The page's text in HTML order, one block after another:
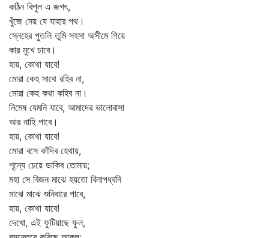
কঠিন বিপুল এ জগৎ,
খুঁজে নেয় যে যাহার পথ।
স্নেহের পুতলি তুমি সহসা অসীমে গিয়ে
কার মুখে চাবে।
হায়, কোথা যাবে!
মোরা কেহ সাথে রহিব না,
মোরা কেহ কথা কহিব না।
নিমেষ যেমনি যাবে, আমাদের ভালোবাসা
আর নাহি পাবে।
হায়, কোথা যাবে!
মোরা বসে কাঁদিব হেথায়,
শূন্যে চেয়ে ডাকিব তোমায়;
মহা সে বিজন মাঝে হয়তো বিলাপধ্বনি
মাঝে মাঝে শুনিবারে পাবে,
হায়, কোথা যাবে!
দেখো, এই ফুটিয়াছে ফুল,